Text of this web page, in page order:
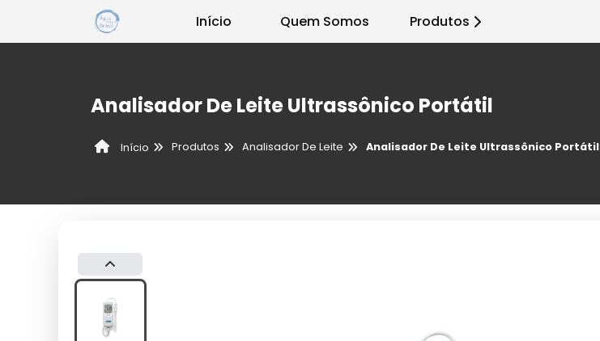
Início Quem Somos Produtos
Analisador De Leite Ultrassônico Portátil
Início Produtos Analisador De Leite Analisador De Leite Ultrassônico Portátil